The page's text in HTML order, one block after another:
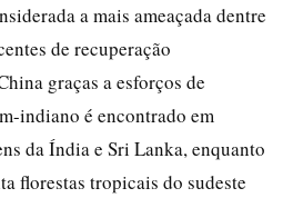
a mais ameaçada dentre
de recuperação
graças a esforços de
indiano é encontrado em
da Índia e Sri Lanka, enquanto
florestas tropicais do sudeste